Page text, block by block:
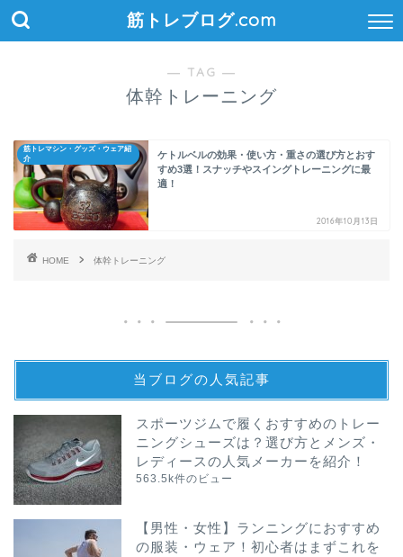
筋トレブログ.com
― TAG ―
体幹トレーニング
筋トレマシン・グッズ・ウェア紹
介
ケトルベルの効果・使い方・重さの選び方とおす
すめ3選！スナッチやスイングトレーニングに最
適！
2016年10月13日
HOME 体幹トレーニング
当ブログの人気記事
スポーツジムで履くおすすめのトレー
ニングシューズは？選び方とメンズ・
レディースの人気メーカーを紹介！
563.5k件のビュー
【男性・女性】ランニングにおすすめ
の服装・ウェア！初心者はまずこれを